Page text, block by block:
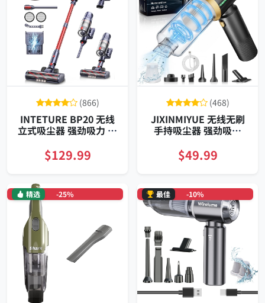
(866)
INTETURE BP20 无线
立式吸尘器 强劲吸力 高
屏
$129.99
(468)
JIXINMIYUE 无线无刷
手持吸尘器 强劲吸力
$49.99
-25%
精选 -10%
最佳